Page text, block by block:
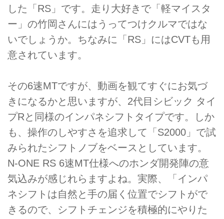
した「RS」です。走り大好きで「軽マイスタ
ー」の竹岡さんにはうってつけクルマではな
いでしょうか。ちなみに「RS」にはCVTも用
意されています。
その6速MTですが、動画を観てすぐにお気づ
きになるかと思いますが、2代目シビック タイ
プRと同様のインパネシフトタイプです。しか
も、操作のしやすさを追求して「S2000」で試
みられたシフトノブをベースとしています。
N-ONE RS 6速MT仕様へのホンダ開発陣の意
気込みが感じれらますよね。実際、「インパ
ネシフトは自然と手の届く位置でシフトがで
きるので、シフトチェンジを積極的にやりた